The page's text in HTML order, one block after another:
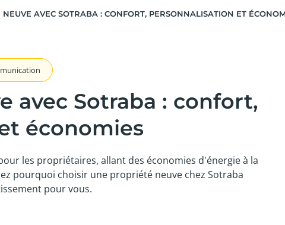
AVEC SOTRABA : CONFORT, PERSONNALISATION ET
avec Sotraba : confort,
économies
les propriétaires, allant des économies d'énergie à la
pourquoi choisir une propriété neuve chez Sotraba
pour vous.